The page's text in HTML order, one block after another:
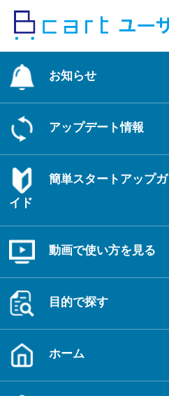
ッ
お知らせ
アップデート情報
簡単スタートアップガ
イド
動画で使い方を見る
目的で探す
ホーム